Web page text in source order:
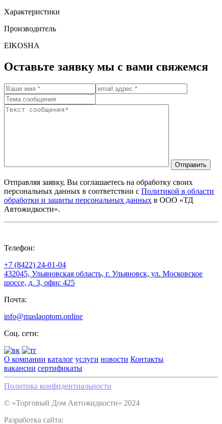
Характеристики
Производитель
EIKOSHA
Оставьте заявку мы с вами свяжемся
Отправить
Отправляя заявку, Вы соглашаетесь на обработку своих
персональных данных в соответствии с Политикой в области
обработки и защиты персональных данных в ООО «ТД
Автожидкости».
Телефон:
+7 (8422) 24-01-04
432045, Ульяновская область, г. Ульяновск, ул. Московское
шоссе, д. 3, офис 425
Почта:
info@maslaoptom.online
Соц. сети:
О компании каталог услуги новости Контакты
вакансии сертификаты
Политика конфидентиальности
© «Торговый Дом Автожидкости» 2024
Разработка сайта: